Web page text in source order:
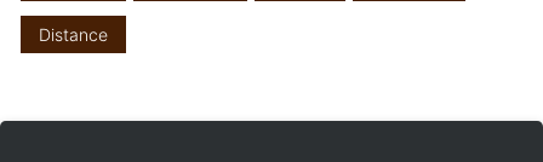
Distance